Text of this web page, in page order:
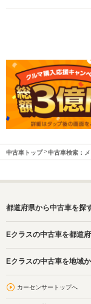
中古車トップ 中古車検索：
都道府県から中古車を探
Eクラスの中古車を都道
Eクラスの中古車を地域
カーセンサートップへ